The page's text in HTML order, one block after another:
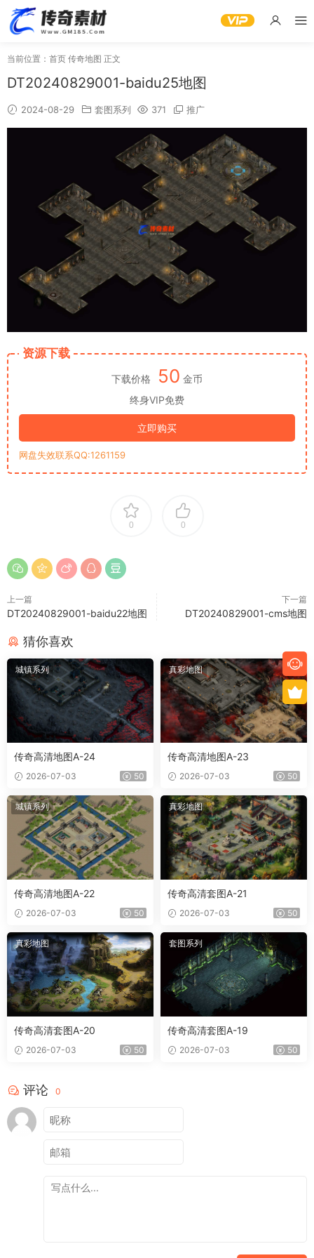
当前位置： 首页 传奇地图 正文
DT20240829001-baidu25地图
2024-08-29 套图系列 371 推广
资源下载
下载价格 50 金币
终身VIP免费
立即购买
网盘失效联系QQ:1261159
0 0
上一篇
DT20240829001-baidu22地图
下一篇
DT20240829001-cms地图
猜你喜欢
城镇系列
传奇高清地图A-24
2026-07-03 50
真彩地图
传奇高清地图A-23
2026-07-03 50
城镇系列
传奇高清地图A-22
2026-07-03 50
真彩地图
传奇高清套图A-21
2026-07-03 50
真彩地图
传奇高清套图A-20
2026-07-03 50
套图系列
传奇高清套图A-19
2026-07-03 50
评论 0